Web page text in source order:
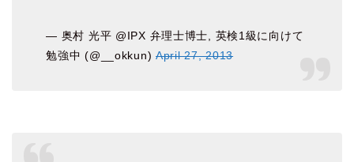
— 奥村 光平 @IPX 弁理士博士, 英検1級に向けて
勉強中 (@__okkun) April 27, 2013